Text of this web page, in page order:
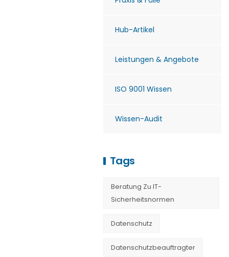
Hub-Artikel
Leistungen & Angebote
ISO 9001 Wissen
Wissen-Audit
Tags
Beratung Zu IT-
Sicherheitsnormen
Datenschutz
Datenschutzbeauftragter